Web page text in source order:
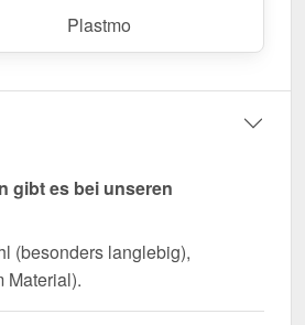
Plastmo
gibt es bei unseren
(besonders langlebig),
Material).